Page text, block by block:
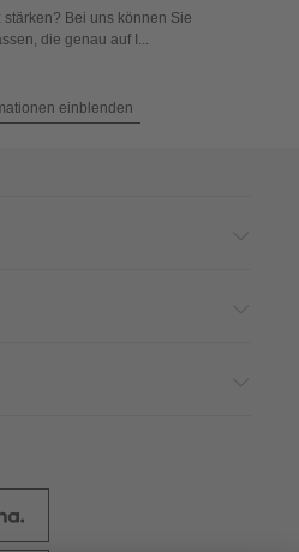
Bei uns können Sie
die genau auf I...
einblenden